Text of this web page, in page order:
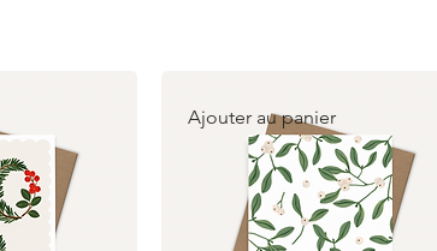
Ajouter au panier